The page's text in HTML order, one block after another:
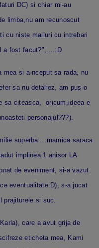
DC) si chiar mi-au
limba,nu am recunoscut
cu niste mailuri cu intrebari
a fost facut?",....:D
mea si a-nceput sa rada, nu
sa nu detaliez, am pus-o
sa citeasca, oricum,ideea e
personajul???).
superba....mamica saraca
implinea 1 anisor LA
de eveniment, si-a vazut
eventualitate:D), s-a jucat
si suc.
care a avut grija de
eticheta mea, Kami